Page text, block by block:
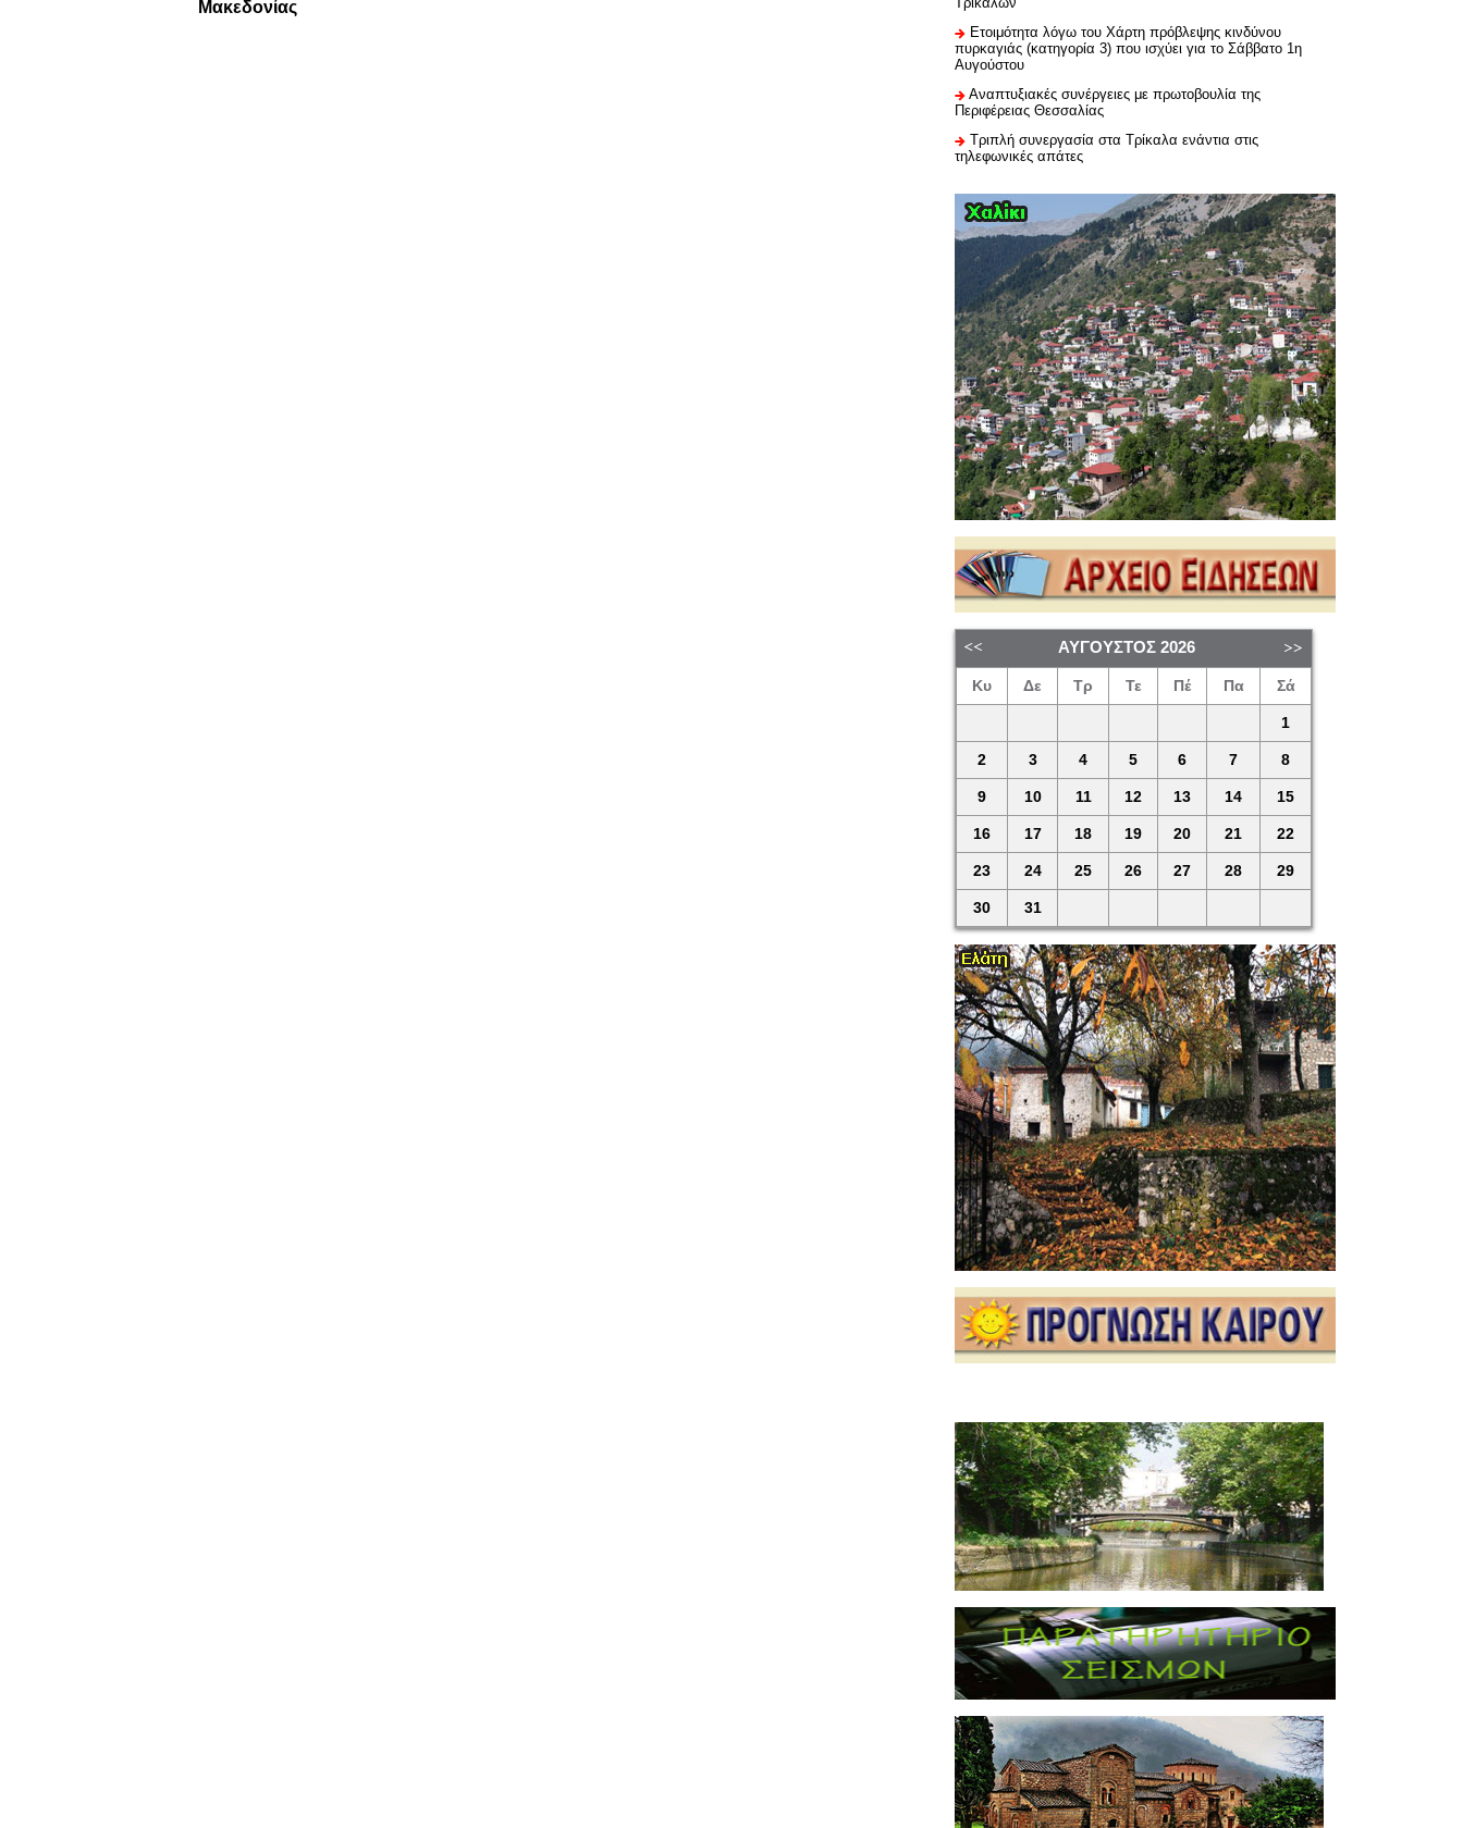
Μακεδονίας
Ετοιμότητα λόγω του Χάρτη πρόβλεψης κινδύνου
πυρκαγιάς (κατηγορία 3) που ισχύει για το Σάββατο 1η
Αυγούστου
Αναπτυξιακές συνέργειες με πρωτοβουλία της
Περιφέρειας Θεσσαλίας
Τριπλή συνεργασία στα Τρίκαλα ενάντια στις
τηλεφωνικές απάτες
ΑΎΓΟΥΣΤΟΣ 2026
Κυ Δε Τρ Τε Πέ Πα Σά
1
2 3 4 5 6 7 8
9 10 11 12 13 14 15
16 17 18 19 20 21 22
23 24 25 26 27 28 29
30 31